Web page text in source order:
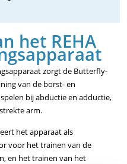
het REHA
zorgt de Butterfly-
van de borst- en
bij abductie en adductie,
arm.
het apparaat als
voor het trainen van de
en het trainen van het